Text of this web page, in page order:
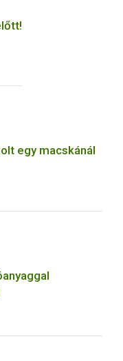
egy macskánál